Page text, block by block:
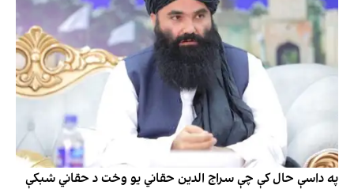
په داسې حال کې چې سراج الدین حقاني یو وخت د حقاني شبکې